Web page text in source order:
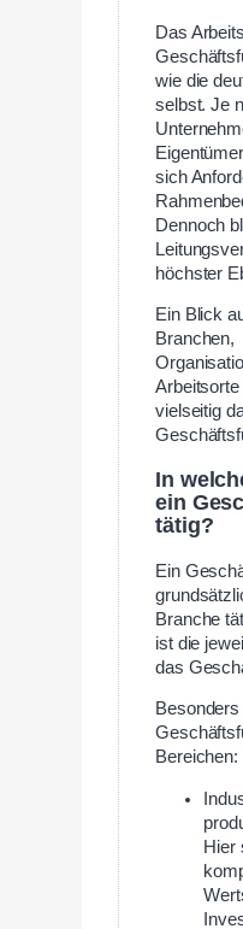
Das
wie die
selbst. Je
sich
Dennoch
höchster
Ein Blick
Branchen,
Arbeitsorte
vielseitig
In
ein
tätig?
Ein
Branche
ist die
das
Bereichen:
Hier